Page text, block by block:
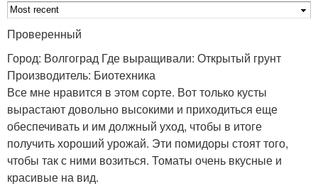
Проверенный
Город: Волгоград Где выращивали: Открытый грунт
Производитель: Биотехника
Все мне нравится в этом сорте. Вот только кусты
вырастают довольно высокими и приходиться еще
обеспечивать и им должный уход, чтобы в итоге
получить хороший урожай. Эти помидоры стоят того,
чтобы так с ними возиться. Томаты очень вкусные и
красивые на вид.